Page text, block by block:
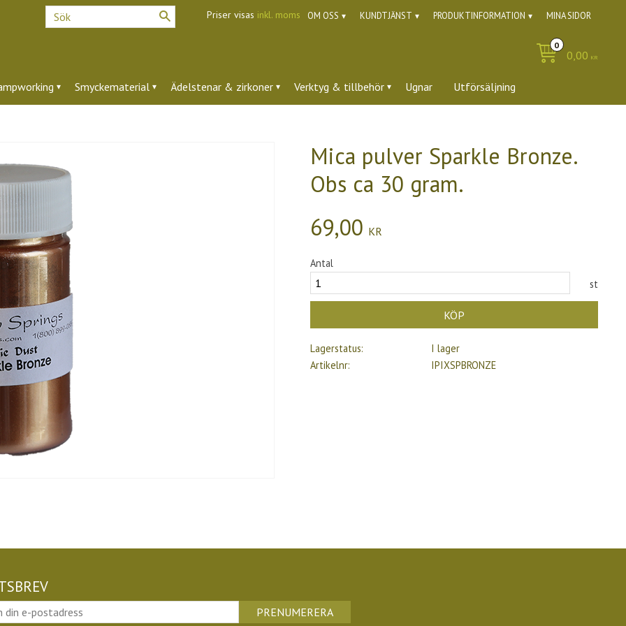
OM OSS KUNDTJÄNST PRODUKTINFORMATION MINA SIDOR
Priser visas inkl. moms
0,00 KR
Smyckematerial Ädelstenar & zirkoner Verktyg & tillbehör Ugnar Utförsäljning
Mica pulver Sparkle Bronze.
Obs ca 30 gram.
69,00 KR
Antal
st
KÖP
Lagerstatus
I lager
Artikelnr
IPIXSPBRONZE
PRENUMERERA